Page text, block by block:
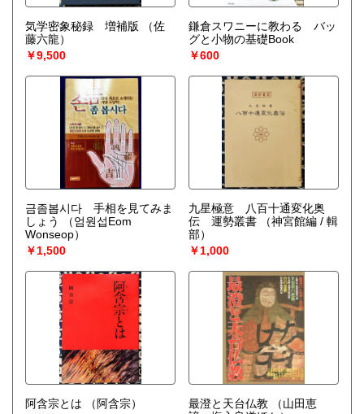
気学密象秘録 増補版
（佐
藤六龍）
￥9,500
鎌倉スワニーに教わる バッ
グと小物の基礎Book
￥600
금좀봅시다 手相を見てみま
しょう
（엄원섭Eom
Wonseop）
￥1,500
九星極意 八百十通変化奥
伝 運勢叢書
（神宮館編 / 輯
部）
￥1,000
阿含宗とは
（阿含宗）
最澄と天台仏教
（山田恵